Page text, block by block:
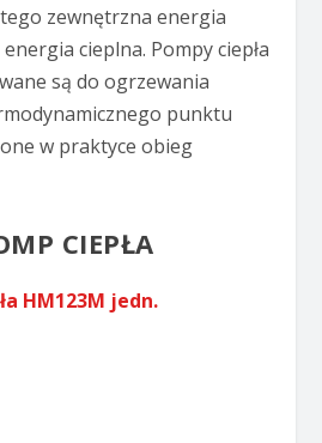
zewnętrzna energia
cieplna. Pompy ciepła
są do ogrzewania
punktu
w praktyce obieg
CIEPŁA
HM123M jedn.